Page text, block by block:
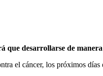
desarrollarse de
el cáncer, los próximos